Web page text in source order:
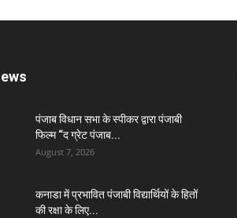
पंजाब विधान सभा के स्पीकर द्वारा पंजाबी
फिल्म “द ग्रेट पंजाब...
August 7, 2026
कनाडा में प्रभावित पंजाबी विद्यार्थियों के हितों
की रक्षा के लिए...